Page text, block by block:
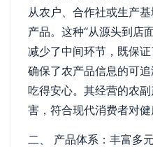
从农户、合作社或生产
产品。这种“从源头到店
减少了中间环节，既保
确保了农产品信息的可追
吃得安心。其经营的农
害，符合现代消费者对健
二、 产品体系：丰富多